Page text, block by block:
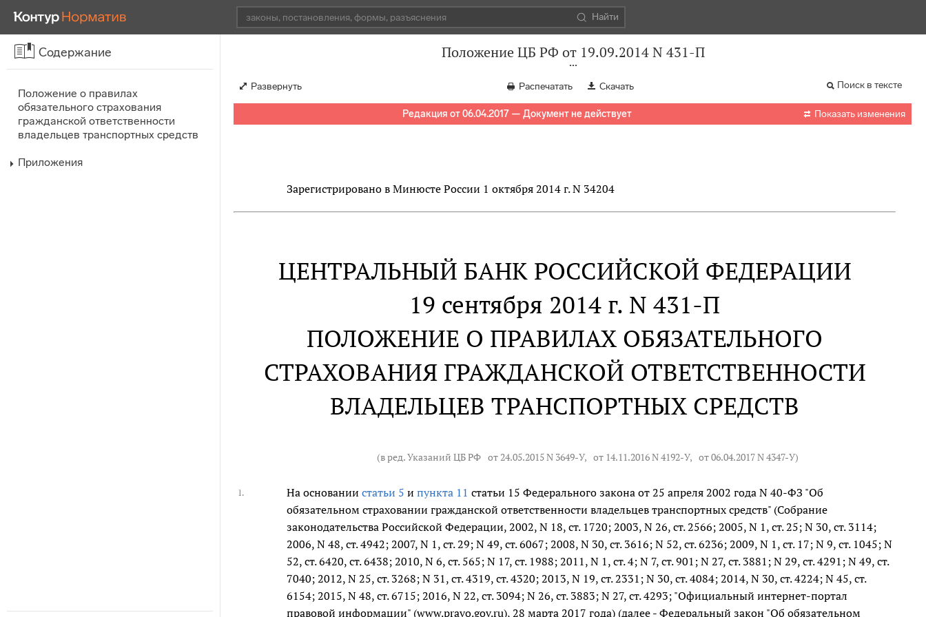
Найти
Содержание
Положение о правилах
обязательного страхования
гражданской ответственности
владельцев транспортных средств
Приложения
Положение ЦБ РФ от 19.09.2014 N 431-П
Развернуть Распечатать Скачать Поиск в тексте
Редакция от 06.04.2017 — Документ не действует  Показать изменения
Зарегистрировано в Минюсте России 1 октября 2014 г. N 34204
ЦЕНТРАЛЬНЫЙ БАНК РОССИЙСКОЙ ФЕДЕРАЦИИ
19 сентября 2014 г. N 431-П
ПОЛОЖЕНИЕ О ПРАВИЛАХ ОБЯЗАТЕЛЬНОГО
СТРАХОВАНИЯ ГРАЖДАНСКОЙ ОТВЕТСТВЕННОСТИ
ВЛАДЕЛЬЦЕВ ТРАНСПОРТНЫХ СРЕДСТВ
(в ред. Указаний ЦБ РФ от 24.05.2015 N 3649-У, от 14.11.2016 N 4192-У, от 06.04.2017 N 4347-У)
1. На основании статьи 5 и пункта 11 статьи 15 Федерального закона от 25 апреля 2002 года N 40-ФЗ "Об
обязательном страховании гражданской ответственности владельцев транспортных средств" (Собрание
законодательства Российской Федерации, 2002, N 18, ст. 1720; 2003, N 26, ст. 2566; 2005, N 1, ст. 25; N 30, ст. 3114;
2006, N 48, ст. 4942; 2007, N 1, ст. 29; N 49, ст. 6067; 2008, N 30, ст. 3616; N 52, ст. 6236; 2009, N 1, ст. 17; N 9, ст. 1045; N
52, ст. 6420, ст. 6438; 2010, N 6, ст. 565; N 17, ст. 1988; 2011, N 1, ст. 4; N 7, ст. 901; N 27, ст. 3881; N 29, ст. 4291; N 49, ст.
7040; 2012, N 25, ст. 3268; N 31, ст. 4319, ст. 4320; 2013, N 19, ст. 2331; N 30, ст. 4084; 2014, N 30, ст. 4224; N 45, ст.
6154; 2015, N 48, ст. 6715; 2016, N 22, ст. 3094; N 26, ст. 3883; N 27, ст. 4293; "Официальный интернет-портал
правовой информации" (www.pravo.gov.ru), 28 марта 2017 года) (далее - Федеральный закон "Об обязательном